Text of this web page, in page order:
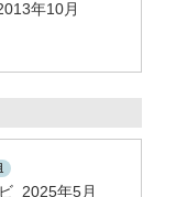
年10月
2025年5月